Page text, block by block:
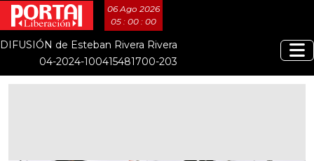
06 Ago 2026
05 : 00 : 01
DIFUSIÓN de Esteban Rivera Rivera
04-2024-100415481700-203